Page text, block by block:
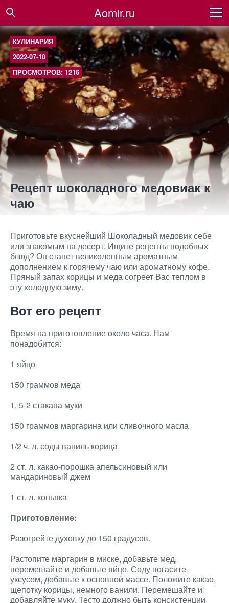
Aomir.ru
КУЛИНАРИЯ
2022-07-10
ПРОСМОТРОВ: 1216
Рецепт шоколадного медовиак к
чаю
Приготовьте вкуснейший Шоколадный медовик себе
или знакомым на десерт. Ищите рецепты подобных
блюд? Он станет великолепным ароматным
дополнением к горячему чаю или ароматному кофе.
Пряный запах корицы и меда согреет Вас теплом в
эту холодную зиму.
Вот его рецепт
Время на приготовление около часа. Нам
понадобится:
1 яйцо
150 граммов меда
1, 5-2 стакана муки
150 граммов маргарина или сливочного масла
1/2 ч. л. соды ваниль корица
2 ст. л. какао-порошка апельсиновый или
мандариновый джем
1 ст. л. коньяка
Приготовление:
Разогрейте духовку до 150 градусов.
Растопите маргарин в миске, добавьте мед,
перемешайте и добавьте яйцо. Соду погасите
уксусом, добавьте к основной массе. Положите какао,
щепотку корицы, немного ванили. Перемешайте и
добавляйте муку. Тесто должно быть консистенции